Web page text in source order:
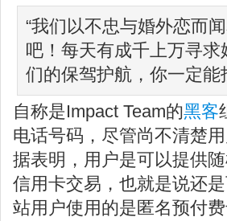
“我们以不忠与婚外恋而
吧！每天有成千上万寻
们的保驾护航，你一定能
自称是Impact Team的黑客
电话号码，尽管尚不清楚
据表明，用户是可以提供
信用卡交易，也就是说还
站用户使用的是匿名预付